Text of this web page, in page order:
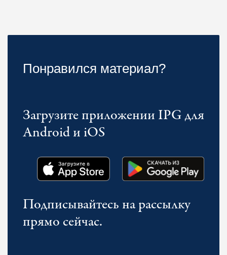
Понравился материал?
Загрузите приложении IPG для
Android и iOS
Подписывайтесь на рассылку
прямо сейчас.